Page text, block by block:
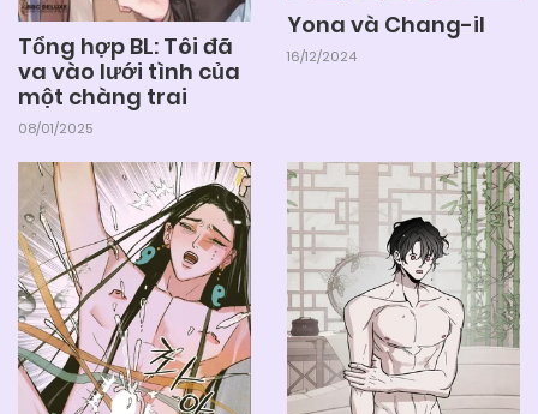
Tổng hợp BL: Tôi đã
va vào lưới tình của
một chàng trai
08/01/2025
Yona và Chang-il
16/12/2024